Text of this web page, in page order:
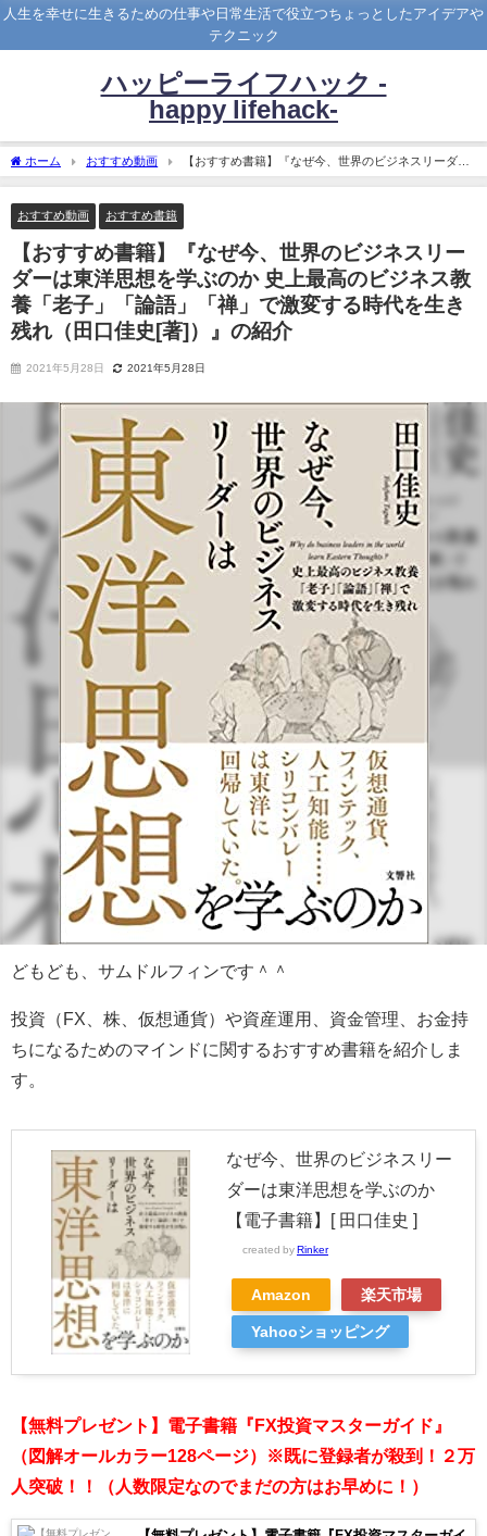
人生を幸せに生きるための仕事や日常生活で役立つちょっとしたアイデアや
テクニック
ハッピーライフハック -
happy lifehack-
ホーム おすすめ動画
【おすすめ書籍】『なぜ今、世界のビジネスリーダー
は東洋思想を学ぶのか 史上最高のビジネス教養「老子」「論語」「禅」で激変する時
おすすめ動画
おすすめ書籍
【おすすめ書籍】『なぜ今、世界のビジネスリー
ダーは東洋思想を学ぶのか 史上最高のビジネス教
養「老子」「論語」「禅」で激変する時代を生き
残れ（田口佳史[著]）』の紹介
2021年5月28日 2021年5月28日
どもども、サムドルフィンです＾＾
投資（FX、株、仮想通貨）や資産運用、資金管理、お金持
ちになるためのマインドに関するおすすめ書籍を紹介しま
す。
なぜ今、世界のビジネスリー
ダーは東洋思想を学ぶのか
【電子書籍】[ 田口佳史 ]
created by Rinker
Amazon 楽天市場
Yahooショッピング
【無料プレゼント】電子書籍『FX投資マスターガイド』
（図解オールカラー128ページ）※既に登録者が殺到！２万
人突破！！（人数限定なのでまだの方はお早めに！）